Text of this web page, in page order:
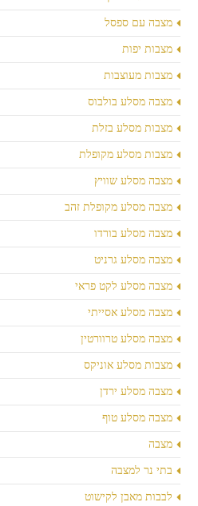
מצבה עם ספסל
מצבות יפות
מצבות מעוצבות
מצבה מסלע בולבוס
מצבות מסלע בזלת
מצבות מסלע מקופלת
מצבה מסלע שוויץ
מצבה מסלע מקופלת זהב
מצבה מסלע בורדו
מצבה מסלע גרניט
מצבה מסלע לקט פראי
מצבה מסלע אסייתי
מצבה מסלע טרוורטין
מצבות מסלע אוניקס
מצבה מסלע ירדן
מצבה מסלע טוף
מצבה
בתי נר למצבה
לבבות מאבן לקישוט